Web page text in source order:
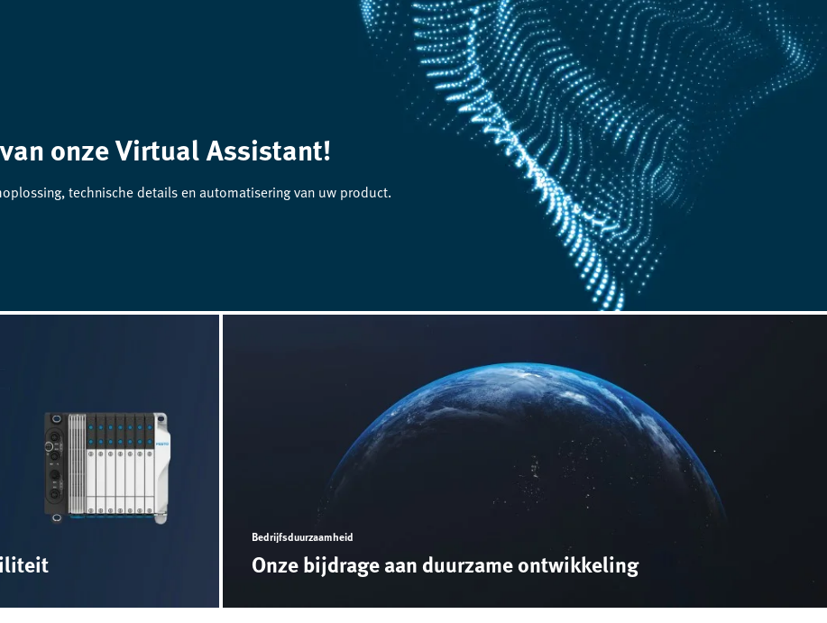
onze Virtual Assistant!
technische details en automatisering van uw product.
Bedrijfsduurzaamheid
Onze bijdrage aan duurzame ontwikkeling